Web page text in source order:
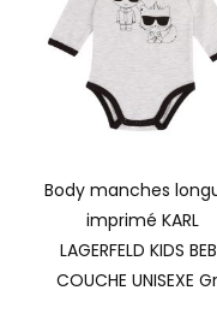
Body manches
imprimé KARL
LAGERFELD KIDS
COUCHE UNISEXE